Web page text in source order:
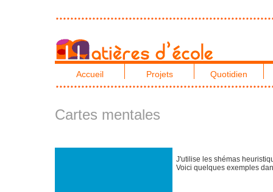
Accueil Projets Quotidien
Cartes mentales
J'utilise les shémas
Voici quelques exemples